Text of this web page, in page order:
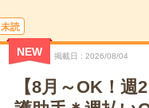
未読
NEW 掲載日 2026/08/04
【8月～OK！